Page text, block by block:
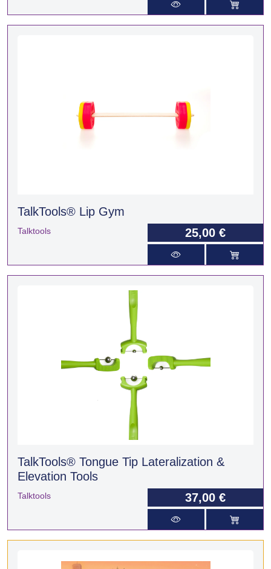
TalkTools® Lip Gym
Talktools 25,00 €
TalkTools® Tongue Tip Lateralization &
Elevation Tools
Talktools 37,00 €